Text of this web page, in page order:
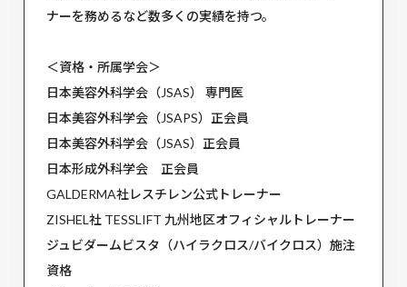
ナーを務めるなど数多くの実績を持つ。
＜資格・所属学会＞
日本美容外科学会（JSAS） 専門医
日本美容外科学会（JSAPS）正会員
日本美容外科学会（JSAS）正会員
日本形成外科学会 正会員
GALDERMA社レスチレン公式トレーナー
ZISHEL社 TESSLIFT 九州地区オフィシャルトレーナー
ジュビダームビスタ（ハイラクロス/バイクロス）施注
資格